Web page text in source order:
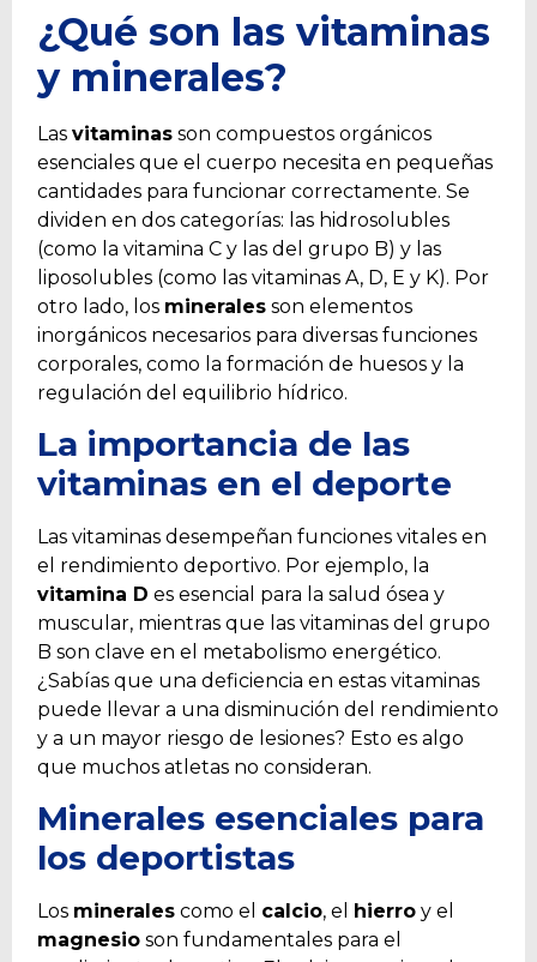
¿Qué son las vitaminas
y minerales?
Las vitaminas son compuestos orgánicos
esenciales que el cuerpo necesita en pequeñas
cantidades para funcionar correctamente. Se
dividen en dos categorías: las hidrosolubles
(como la vitamina C y las del grupo B) y las
liposolubles (como las vitaminas A, D, E y K). Por
otro lado, los minerales son elementos
inorgánicos necesarios para diversas funciones
corporales, como la formación de huesos y la
regulación del equilibrio hídrico.
La importancia de las
vitaminas en el deporte
Las vitaminas desempeñan funciones vitales en
el rendimiento deportivo. Por ejemplo, la
vitamina D es esencial para la salud ósea y
muscular, mientras que las vitaminas del grupo
B son clave en el metabolismo energético.
¿Sabías que una deficiencia en estas vitaminas
puede llevar a una disminución del rendimiento
y a un mayor riesgo de lesiones? Esto es algo
que muchos atletas no consideran.
Minerales esenciales para
los deportistas
Los minerales como el calcio, el hierro y el
magnesio son fundamentales para el